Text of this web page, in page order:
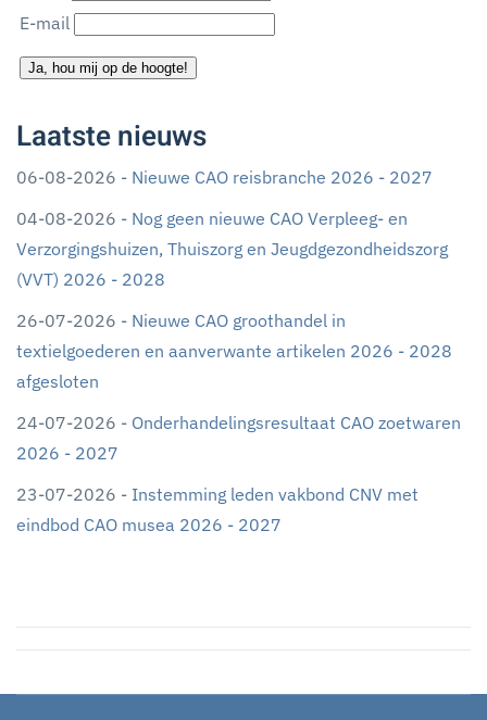
E-mail
Ja, hou mij op de hoogte!
Laatste nieuws
06-08-2026 - Nieuwe CAO reisbranche 2026 - 2027
04-08-2026 - Nog geen nieuwe CAO Verpleeg- en
Verzorgingshuizen, Thuiszorg en Jeugdgezondheidszorg
(VVT) 2026 - 2028
26-07-2026 - Nieuwe CAO groothandel in
textielgoederen en aanverwante artikelen 2026 - 2028
afgesloten
24-07-2026 - Onderhandelingsresultaat CAO zoetwaren
2026 - 2027
23-07-2026 - Instemming leden vakbond CNV met
eindbod CAO musea 2026 - 2027